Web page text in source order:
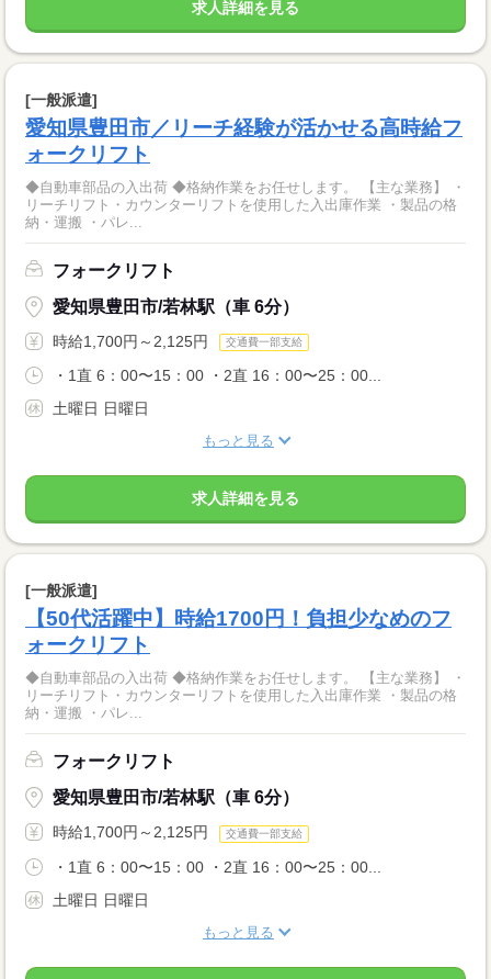
求人詳細を見る
[一般派遣]
愛知県豊田市／リーチ経験が活かせる高時給フ
ォークリフト
◆自動車部品の入出荷 ◆格納作業をお任せします。 【主な業務】 ・
リーチリフト・カウンターリフトを使用した入出庫作業 ・製品の格
納・運搬 ・パレ...
フォークリフト
愛知県豊田市/若林駅（車 6分）
時給1,700円～2,125円 交通費一部支給
・1直 6：00〜15：00 ・2直 16：00〜25：00...
土曜日 日曜日
もっと見る
求人詳細を見る
[一般派遣]
【50代活躍中】時給1700円！負担少なめのフ
ォークリフト
◆自動車部品の入出荷 ◆格納作業をお任せします。 【主な業務】 ・
リーチリフト・カウンターリフトを使用した入出庫作業 ・製品の格
納・運搬 ・パレ...
フォークリフト
愛知県豊田市/若林駅（車 6分）
時給1,700円～2,125円 交通費一部支給
・1直 6：00〜15：00 ・2直 16：00〜25：00...
土曜日 日曜日
もっと見る